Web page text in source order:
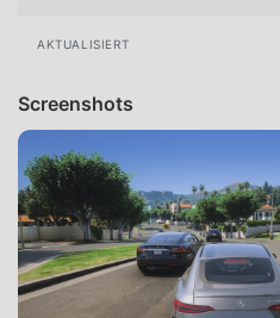
AKTUALISIERT
Screenshots